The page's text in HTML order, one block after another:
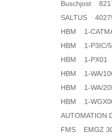
Buschjost
SALTUS
HBM 1-
HBM 1-P3IC/
HBM 1-PX01
HBM 1-WA/
HBM 1-WA/
HBM 1-
AUTOMATION
FMS EMGZ